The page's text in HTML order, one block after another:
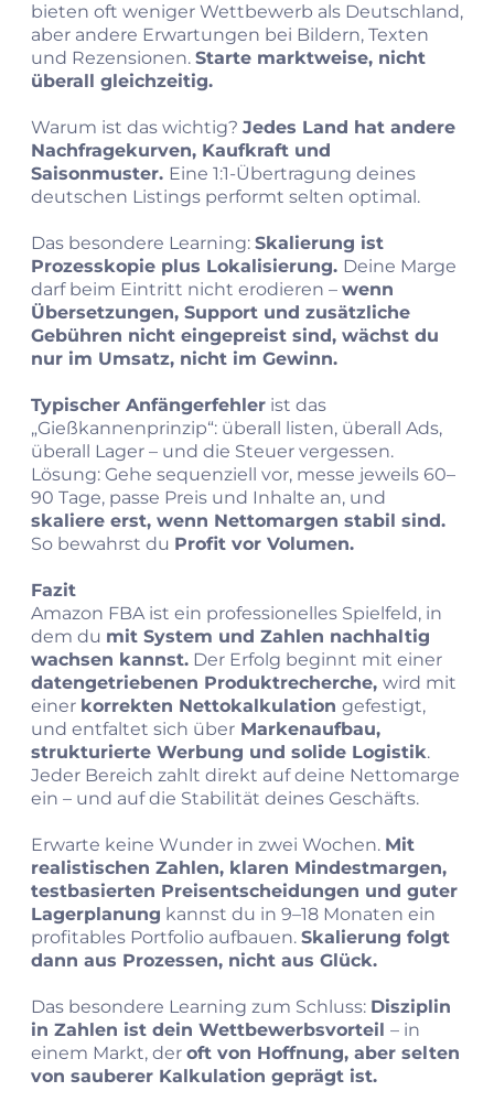
bieten oft weniger Wettbewerb als Deutschland,
aber andere Erwartungen bei Bildern, Texten
und Rezensionen. Starte marktweise, nicht
überall gleichzeitig.
Warum ist das wichtig? Jedes Land hat andere
Nachfragekurven, Kaufkraft und
Saisonmuster. Eine 1:1-Übertragung deines
deutschen Listings performt selten optimal.
Das besondere Learning: Skalierung ist
Prozesskopie plus Lokalisierung. Deine Marge
darf beim Eintritt nicht erodieren – wenn
Übersetzungen, Support und zusätzliche
Gebühren nicht eingepreist sind, wächst du
nur im Umsatz, nicht im Gewinn.
Typischer Anfängerfehler ist das
„Gießkannenprinzip“: überall listen, überall Ads,
überall Lager – und die Steuer vergessen.
Lösung: Gehe sequenziell vor, messe jeweils 60–
90 Tage, passe Preis und Inhalte an, und
skaliere erst, wenn Nettomargen stabil sind.
So bewahrst du Profit vor Volumen.
Fazit
Amazon FBA ist ein professionelles Spielfeld, in
dem du mit System und Zahlen nachhaltig
wachsen kannst. Der Erfolg beginnt mit einer
datengetriebenen Produktrecherche, wird mit
einer korrekten Nettokalkulation gefestigt,
und entfaltet sich über Markenaufbau,
strukturierte Werbung und solide Logistik.
Jeder Bereich zahlt direkt auf deine Nettomarge
ein – und auf die Stabilität deines Geschäfts.
Erwarte keine Wunder in zwei Wochen. Mit
realistischen Zahlen, klaren Mindestmargen,
testbasierten Preisentscheidungen und guter
Lagerplanung kannst du in 9–18 Monaten ein
profitables Portfolio aufbauen. Skalierung folgt
dann aus Prozessen, nicht aus Glück.
Das besondere Learning zum Schluss: Disziplin
in Zahlen ist dein Wettbewerbsvorteil – in
einem Markt, der oft von Hoffnung, aber selten
von sauberer Kalkulation geprägt ist.